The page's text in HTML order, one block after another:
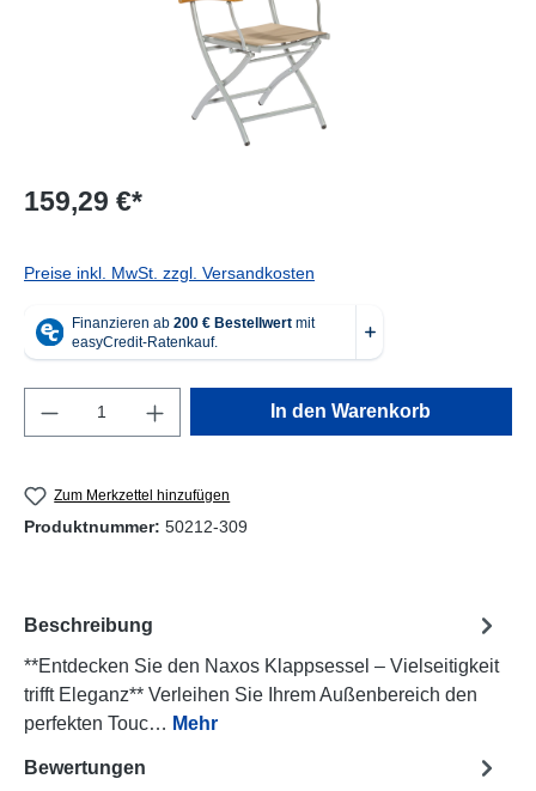
159,29 €*
Preise inkl. MwSt. zzgl. Versandkosten
Produkt Anzahl: Gib den gewünschten
In den Warenkorb
Zum Merkzettel hinzufügen
Produktnummer: 50212-309
Beschreibung
**Entdecken Sie den Naxos Klappsessel – Vielseitigkeit
trifft Eleganz** Verleihen Sie Ihrem Außenbereich den
perfekten Touc… Mehr
Bewertungen